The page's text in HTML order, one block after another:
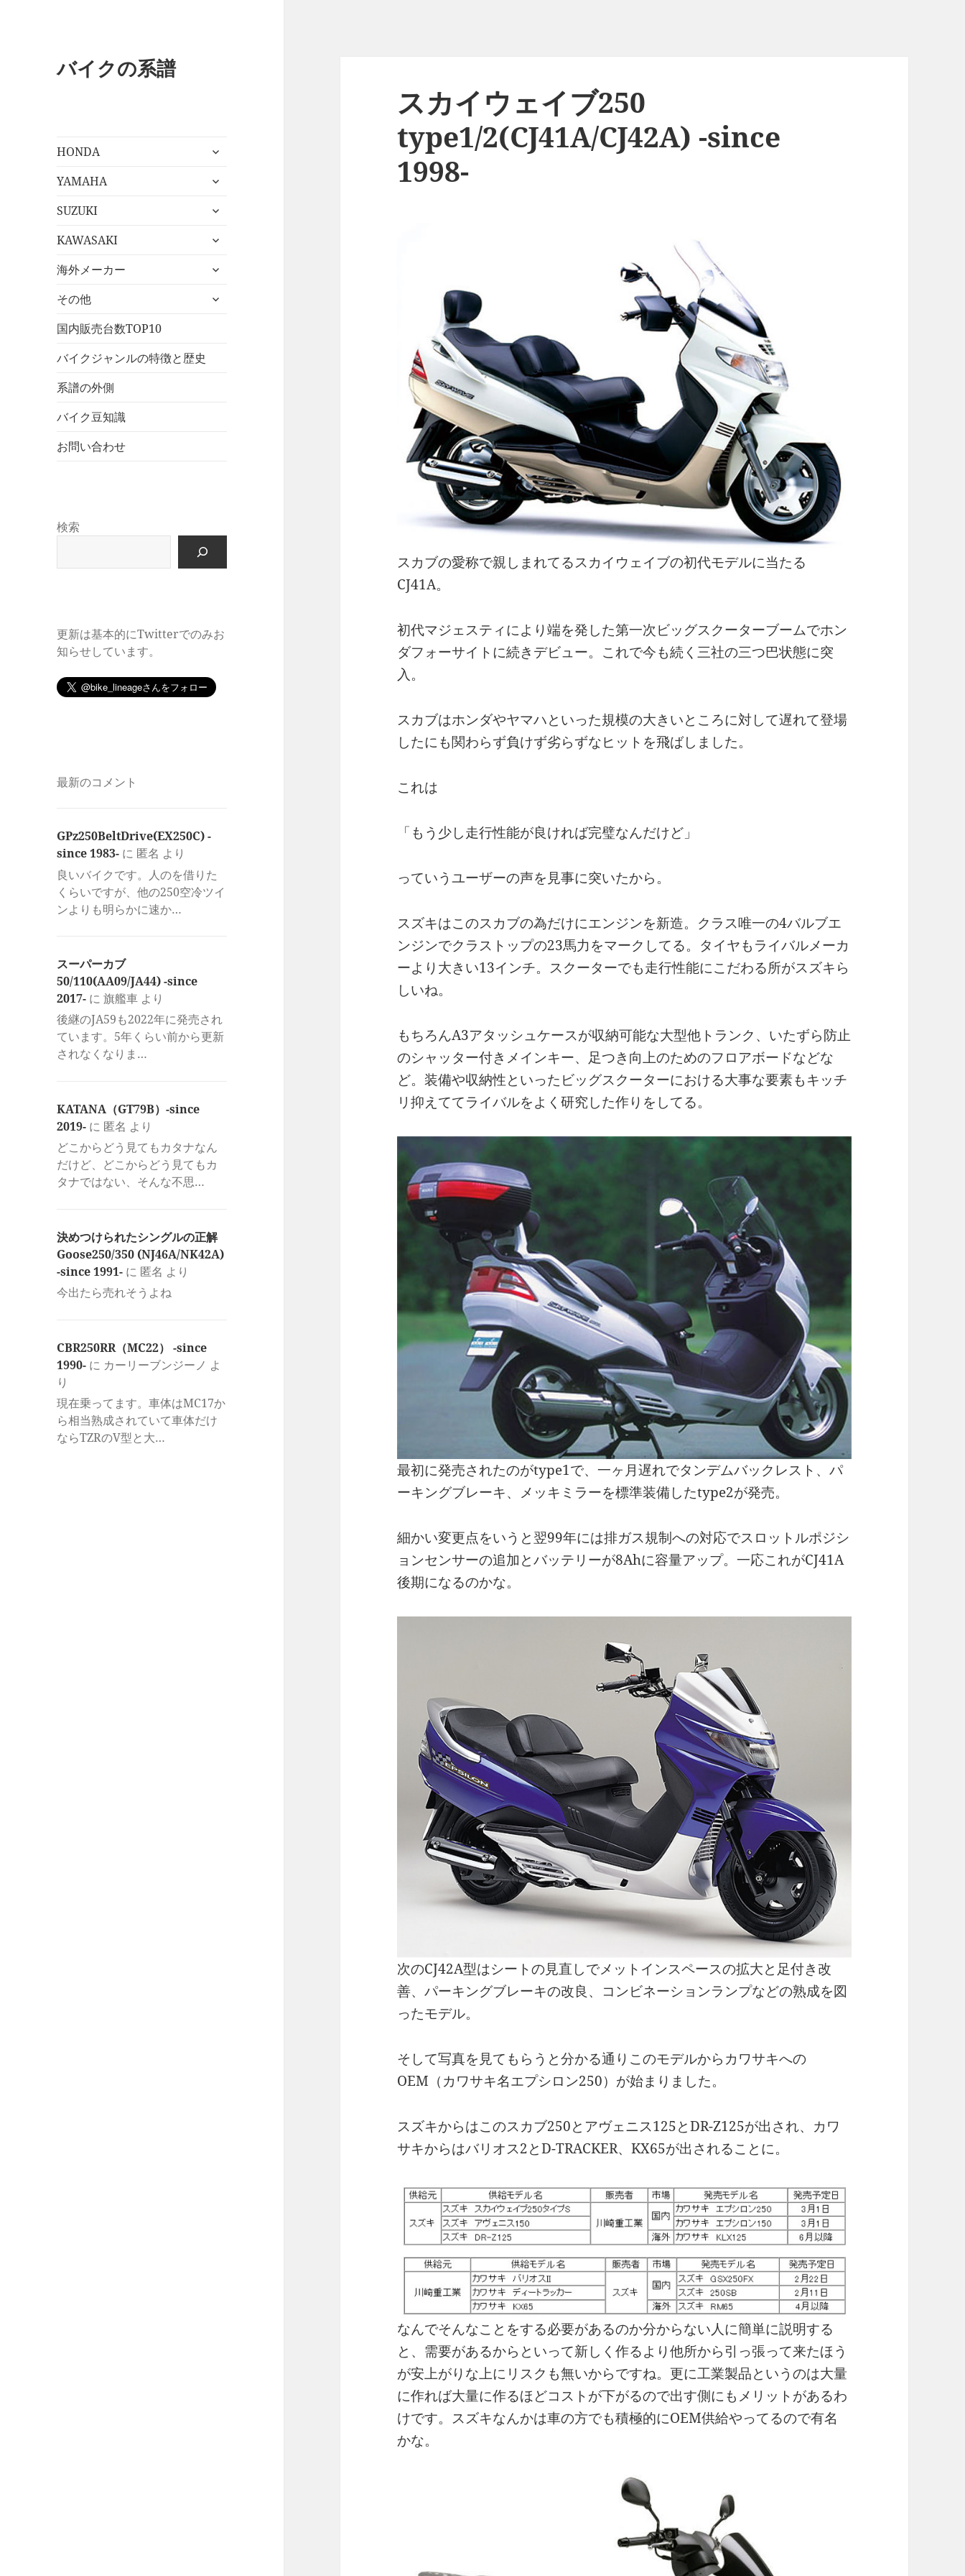
バイクの系譜
HONDA
サ
メ
ュ
を
YAMAHA
サ
メ
ュ
を
SUZUKI
サ
メ
ュ
を
KAWASAKI
サ
メ
ュ
展
開
海外メーカー
サ
メ
を
その他
サ
ュ
国内販売台数TOP10
バイクジャンルの特徴と歴史
系譜の外側
バイク豆知識
お問い合わせ
検索
更新は基本的にTwitterでのみお
知らせしています。
最新のコメント
GPz250BeltDrive(EX250C) -
since 1983- に 匿名 より
良いバイクです。人のを借りた
くらいですが、他の250空冷ツイ
ンよりも明らかに速か…
スーパーカブ
50/110(AA09/JA44) -since
2017- に旗艦車 より
後継のJA59も2022年に発売され
ています。5年くらい前から更新
されなくなりま…
KATANA（GT79B）-since
2019- に 匿名 より
どこからどう見てもカタナなん
だけど、どこからどう見てもカ
タナではない、そんな不思…
決めつけられたシングルの正解
Goose250/350 (NJ46A/NK42A)
-since 1991- に 匿名 より
今出たら売れそうよね
CBR250RR（MC22） -since
1990- に カーリーブンジーノ よ
り
現在乗ってます。車体はMC17か
ら相当熟成されていて車体だけ
ならTZRのV型と大…
スカイウェイブ250
type1/2(CJ41A/CJ42A) -since
1998-
スカブの愛称で親しまれてるスカイウェイブの初代モデルに当たる
CJ41A。
初代マジェスティにより端を発した第一次ビッグスクーターブームでホン
ダフォーサイトに続きデビュー。これで今も続く三社の三つ巴状態に突
入。
スカブはホンダやヤマハといった規模の大きいところに対して遅れて登場
したにも関わらず負けず劣らずなヒットを飛ばしました。
これは
「もう少し走行性能が良ければ完璧なんだけど」
っていうユーザーの声を見事に突いたから。
スズキはこのスカブの為だけにエンジンを新造。クラス唯一の4バルブエ
ンジンでクラストップの23馬力をマークしてる。タイヤもライバルメーカ
ーより大きい13インチ。スクーターでも走行性能にこだわる所がスズキら
しいね。
もちろんA3アタッシュケースが収納可能な大型他トランク、いたずら防止
のシャッター付きメインキー、足つき向上のためのフロアボードなどな
ど。装備や収納性といったビッグスクーターにおける大事な要素もキッチ
リ抑えててライバルをよく研究した作りをしてる。
最初に発売されたのがtype1で、一ヶ月遅れでタンデムバックレスト、パ
ーキングブレーキ、メッキミラーを標準装備したtype2が発売。
細かい変更点をいうと翌99年には排ガス規制への対応でスロットルポジシ
ョンセンサーの追加とバッテリーが8Ahに容量アップ。一応これがCJ41A
後期になるのかな。
次のCJ42A型はシートの見直しでメットインスペースの拡大と足付き改
善、パーキングブレーキの改良、コンビネーションランプなどの熟成を図
ったモデル。
そして写真を見てもらうと分かる通りこのモデルからカワサキへの
OEM（カワサキ名エプシロン250）が始まりました。
スズキからはこのスカブ250とアヴェニス125とDR-Z125が出され、カワ
サキからはバリオス2とD-TRACKER、KX65が出されることに。
なんでそんなことをする必要があるのか分からない人に簡単に説明する
と、需要があるからといって新しく作るより他所から引っ張って来たほう
が安上がりな上にリスクも無いからですね。更に工業製品というのは大量
に作れば大量に作るほどコストが下がるので出す側にもメリットがあるわ
けです。スズキなんかは車の方でも積極的にOEM供給やってるので有名
かな。